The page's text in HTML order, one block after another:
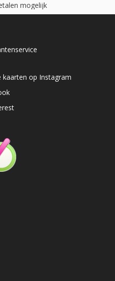
talen mogelijk
kaarten op Instagram